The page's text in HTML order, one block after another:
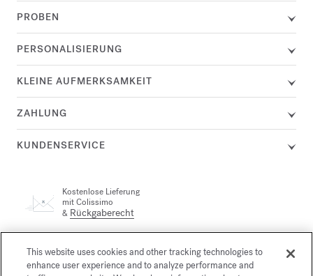
PROBEN
PERSONALISIERUNG
KLEINE AUFMERKSAMKEIT
ZAHLUNG
KUNDENSERVICE
Kostenlose Lieferung
mit Colissimo
& Rückgaberecht
Ein Kundenservicemitarbeiter steht Ihnen telefonisch unter +33
(0)1 72 95 09 89 Montag von 9:00 bis 19:00 Uhr und Dienstag
bis Freitag von 10:00 bis 19:00 Uhr oder peremail
This website uses cookies and other tracking technologies to
enhance user experience and to analyze performance and